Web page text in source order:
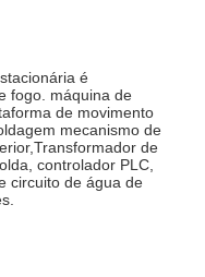
é
fogo. máquina de
de movimento
mecanismo de
de
controlador PLC,
circuito de água de